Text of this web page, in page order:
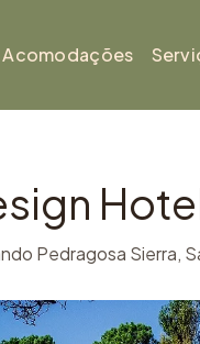
Acomodações
Pedragosa Sierra,